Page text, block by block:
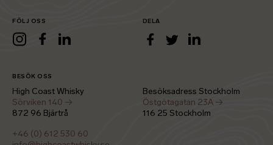
FÖLJ OSS
InstagramFacebookLinkedIn
DELA
FacebookTwitterLinkedIn
BESÖK OSS
High Coast Whisky
Sörviken 140 →
872 96 Bjärtrå
+46 (0) 612 530 60
Besöksadress Stockholm
Östgötagatan 23A →
116 25 Stockholm